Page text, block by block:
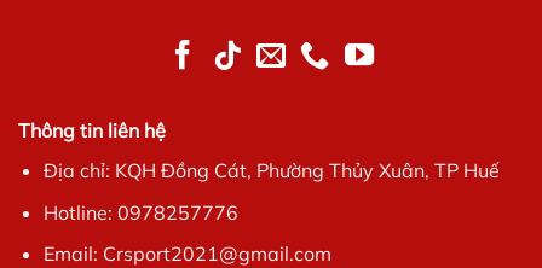
Thông tin liên hệ
Địa chỉ: KQH Đồng Cát, Phường Thủy Xuân, TP Huế
Hotline: 0978257776
Email: Crsport2021@gmail.com